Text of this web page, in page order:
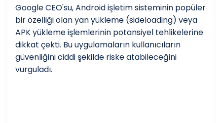
Google CEO'su, Android işletim sisteminin popüler
bir özelliği olan yan yükleme (sideloading) veya
APK yükleme işlemlerinin potansiyel tehlikelerine
dikkat çekti. Bu uygulamaların kullanıcıların
güvenliğini ciddi şekilde riske atabileceğini
vurguladı.